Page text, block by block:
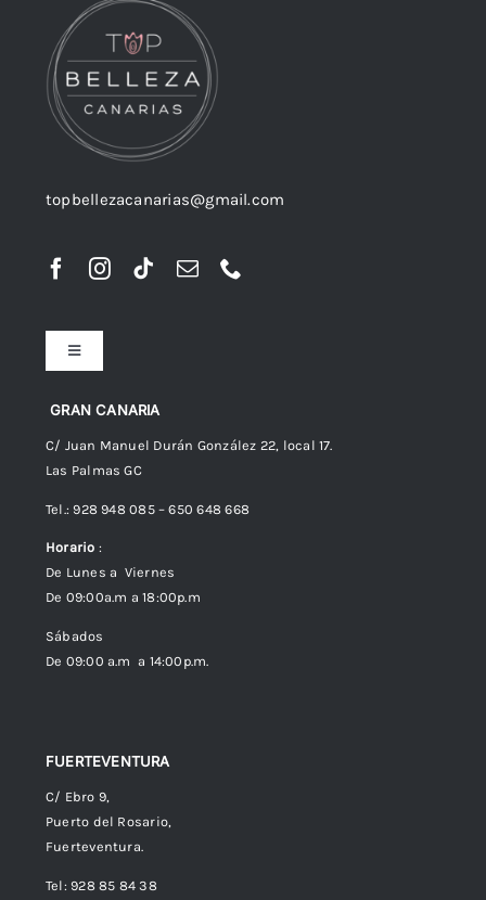
topbellezacanarias@gmail.com
GRAN CANARIA
C/ Juan Manuel Durán González 22, local 17.
Las Palmas GC
Tel.: 928 948 085 – 650 648 668
Horario :
De Lunes a Viernes
De 09:00a.m a 18:00p.m
Sábados
De 09:00 a.m a 14:00p.m.
FUERTEVENTURA
C/ Ebro 9,
Puerto del Rosario,
Fuerteventura.
Tel: 928 85 84 38
Toggle
Navigation
Preguntas frecuentes
Envíos
Política de Privacidad